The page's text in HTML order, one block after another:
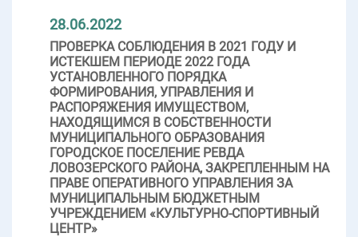
28.06.2022
ПРОВЕРКА СОБЛЮДЕНИЯ В 2021 ГОДУ И
ИСТЕКШЕМ ПЕРИОДЕ 2022 ГОДА
УСТАНОВЛЕННОГО ПОРЯДКА
ФОРМИРОВАНИЯ, УПРАВЛЕНИЯ И
РАСПОРЯЖЕНИЯ ИМУЩЕСТВОМ,
НАХОДЯЩИМСЯ В СОБСТВЕННОСТИ
МУНИЦИПАЛЬНОГО ОБРАЗОВАНИЯ
ГОРОДСКОЕ ПОСЕЛЕНИЕ РЕВДА
ЛОВОЗЕРСКОГО РАЙОНА, ЗАКРЕПЛЕННЫМ НА
ПРАВЕ ОПЕРАТИВНОГО УПРАВЛЕНИЯ ЗА
МУНИЦИПАЛЬНЫМ БЮДЖЕТНЫМ
УЧРЕЖДЕНИЕМ «КУЛЬТУРНО-СПОРТИВНЫЙ
ЦЕНТР»